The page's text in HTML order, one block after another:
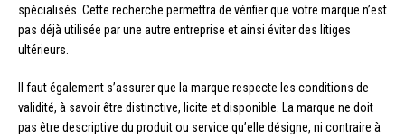
spécialisés. Cette recherche permettra de vérifier que votre marque n’est
pas déjà utilisée par une autre entreprise et ainsi éviter des litiges
ultérieurs.
Il faut également s’assurer que la marque respecte les conditions de
validité, à savoir être distinctive, licite et disponible. La marque ne doit
pas être descriptive du produit ou service qu’elle désigne, ni contraire à